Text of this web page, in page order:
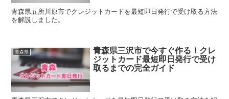
青森県五所川原市でクレジットカードを最短即日発行で受け取る方法
を解説しました。
青森県
青森県三沢市で今すぐ作る！クレ
ジットカード最短即日発行で受け
取るまでの完全ガイド